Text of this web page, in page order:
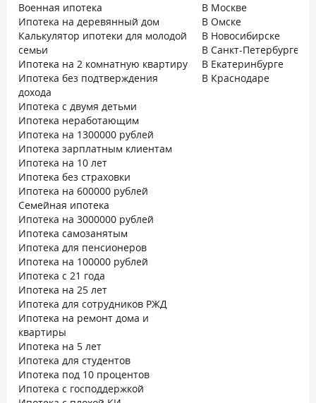
Военная ипотека
Ипотека на деревянный дом
Калькулятор ипотеки для молодой
семьи
Ипотека на 2 комнатную квартиру
Ипотека без подтверждения
дохода
Ипотека с двумя детьми
Ипотека неработающим
Ипотека на 1300000 рублей
Ипотека зарплатным клиентам
Ипотека на 10 лет
Ипотека без страховки
Ипотека на 600000 рублей
Семейная ипотека
Ипотека на 3000000 рублей
Ипотека самозанятым
Ипотека для пенсионеров
Ипотека на 100000 рублей
Ипотека с 21 года
Ипотека на 25 лет
Ипотека для сотрудников РЖД
Ипотека на ремонт дома и
квартиры
Ипотека на 5 лет
Ипотека для студентов
Ипотека под 10 процентов
Ипотека с господдержкой
В Москве
В Омске
В Новосибирске
В Санкт-Петербурге
В Екатеринбурге
В Краснодаре